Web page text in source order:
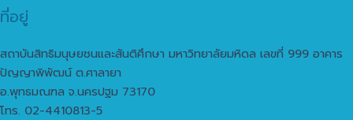
ที่อยู่
สถาบันสิทธิมนุษยชนและสันติศึกษา มหาวิทยาลัยมหิดล เลขที่ 999 อาคาร
ปัญญาพิพัฒน์ ต.ศาลายา
อ.พุทธมณฑล จ.นครปฐม 73170
โทร. 02-4410813-5